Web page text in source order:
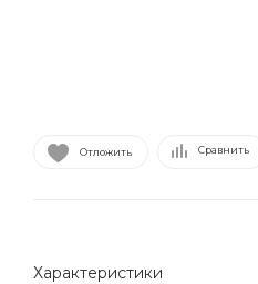
Отложить Сравнить
Характеристики